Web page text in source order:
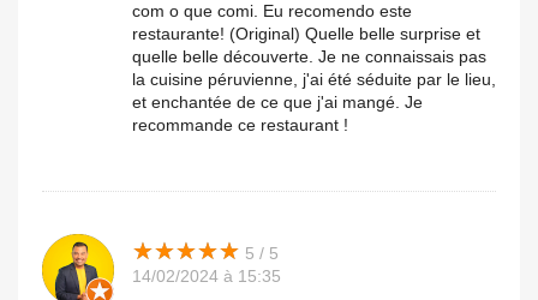
com o que comi. Eu recomendo este
restaurante! (Original) Quelle belle surprise et
quelle belle découverte. Je ne connaissais pas
la cuisine péruvienne, j'ai été séduite par le lieu,
et enchantée de ce que j'ai mangé. Je
recommande ce restaurant !
★★★★★
★★★★★ 5 / 5
14/02/2024 à 15:35